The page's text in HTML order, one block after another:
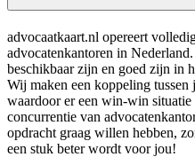
advocaatkaart.nl opereert
advocatenkantoren in
beschikbaar zijn en goed zijn in
Wij maken een koppeling tussen
waardoor er een win-win
concurrentie van
opdracht graag willen hebben,
een stuk beter wordt voor jou!